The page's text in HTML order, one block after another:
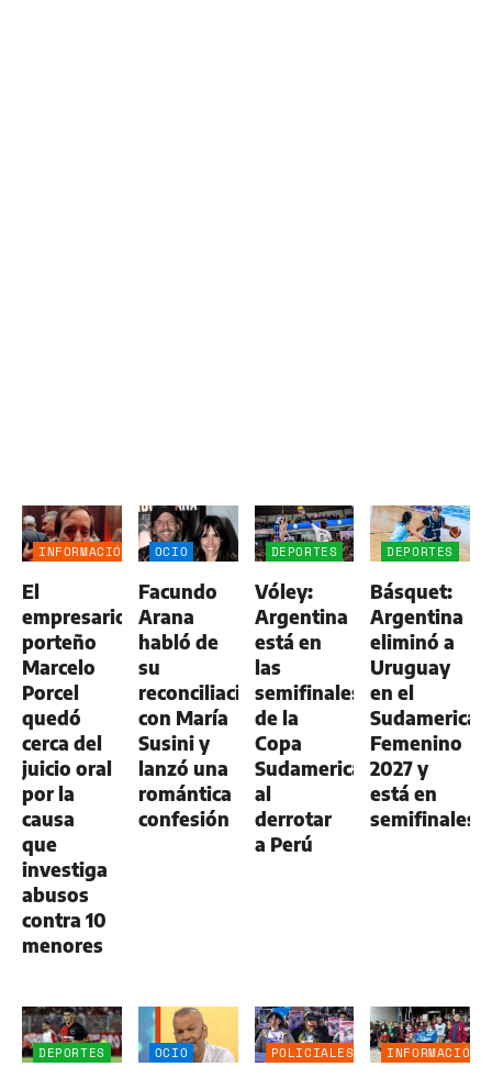
INFORMACIÓN
El
empresario
porteño
Marcelo
Porcel
quedó
cerca del
juicio oral
por la
causa
que
investiga
abusos
contra 10
menores
OCIO
Facundo
Arana
habló de
su
reconciliación
con María
Susini y
lanzó una
romántica
confesión
DEPORTES
Vóley:
Argentina
está en
las
semifinales
de la
Copa
Sudamericana
al
derrotar
a Perú
DEPORTES
Básquet:
Argentina
eliminó a
Uruguay
en el
Femenino
2027 y
está en
semifinales
DEPORTES OCIO POLICIALES
INFORMACIÓN